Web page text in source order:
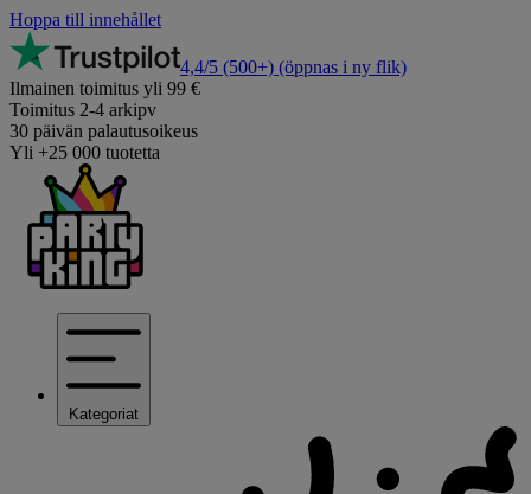
Hoppa till innehållet
4,4/5 (500+) (öppnas i ny flik)
Ilmainen toimitus yli 99 €
Toimitus 2-4 arkipv
30 päivän palautusoikeus
Yli +25 000 tuotetta
Kategoriat